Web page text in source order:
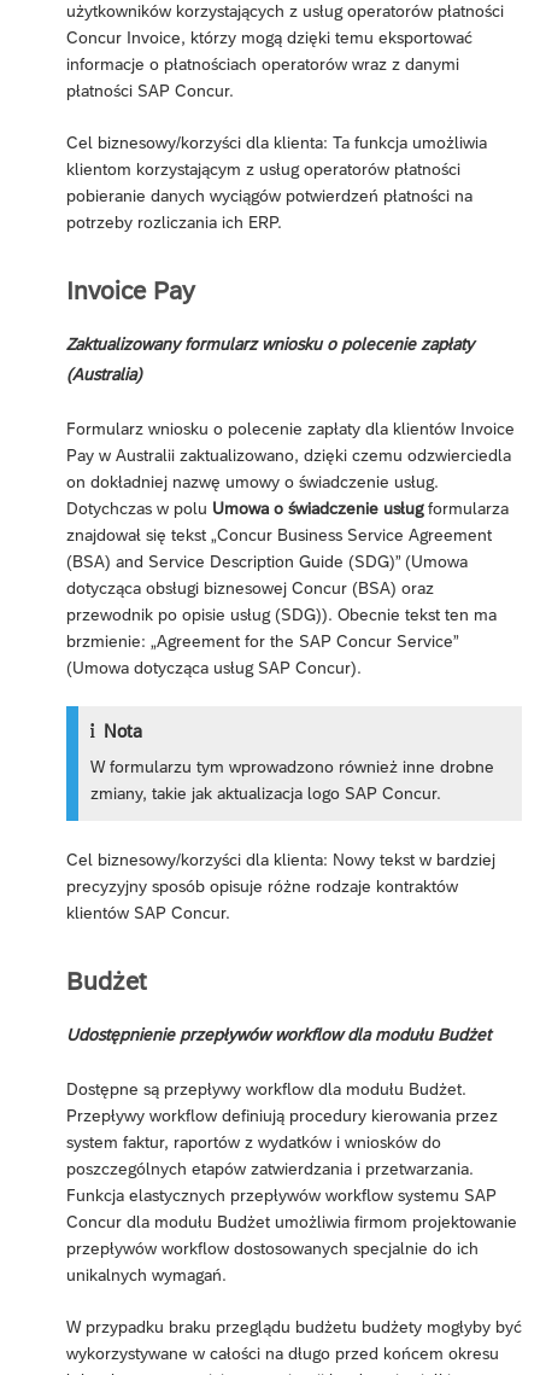
użytkowników korzystających z usług operatorów płatności
Concur Invoice, którzy mogą dzięki temu eksportować
informacje o płatnościach operatorów wraz z danymi
płatności SAP Concur.
Cel biznesowy/korzyści dla klienta: Ta funkcja umożliwia
klientom korzystającym z usług operatorów płatności
pobieranie danych wyciągów potwierdzeń płatności na
potrzeby rozliczania ich ERP.
Invoice Pay
Zaktualizowany formularz wniosku o polecenie zapłaty
(Australia)
Formularz wniosku o polecenie zapłaty dla klientów Invoice
Pay w Australii zaktualizowano, dzięki czemu odzwierciedla
on dokładniej nazwę umowy o świadczenie usług.
Dotychczas w polu Umowa o świadczenie usługformularza
znajdował się tekst „Concur Business Service Agreement
(BSA) and Service Description Guide (SDG)” (Umowa
dotycząca obsługi biznesowej Concur (BSA) oraz
przewodnik po opisie usług (SDG)). Obecnie tekst ten ma
brzmienie: „Agreement for the SAP Concur Service”
(Umowa dotycząca usług SAP Concur).
Nota
W formularzu tym wprowadzono również inne drobne
zmiany, takie jak aktualizacja logo SAP Concur.
Cel biznesowy/korzyści dla klienta: Nowy tekst w bardziej
precyzyjny sposób opisuje różne rodzaje kontraktów
klientów SAP Concur.
Budżet
Udostępnienie przepływów workflow dla modułu Budżet
Dostępne są przepływy workflow dla modułu Budżet.
Przepływy workflow definiują procedury kierowania przez
system faktur, raportów z wydatków i wniosków do
poszczególnych etapów zatwierdzania i przetwarzania.
Funkcja elastycznych przepływów workflow systemu SAP
Concur dla modułu Budżet umożliwia firmom projektowanie
przepływów workflow dostosowanych specjalnie do ich
unikalnych wymagań.
W przypadku braku przeglądu budżetu budżety mogłyby być
wykorzystywane w całości na długo przed końcem okresu